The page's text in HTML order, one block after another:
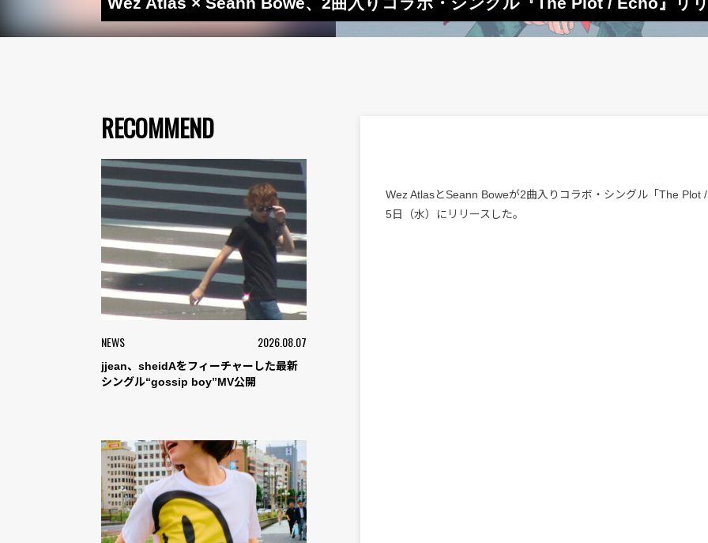
RECOMMEND
NEWS 2026.08.07
jjean、sheidAをフィーチャーした最新
シングル“gossip boy”MV公開
Wez AtlasとSeann Boweが2曲入りコラボ・シングル「The Plot
5日（水）にリリースした。